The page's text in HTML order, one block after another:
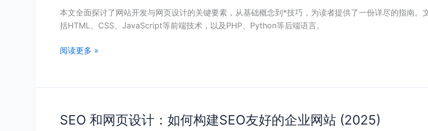
本文全面探讨了网站开发与网页设计的关键要素，从基础概念到*技巧，为读者提供了一份详尽的指南
括HTML、CSS、JavaScript等前端技术，以及PHP、Python等后端语言。
发
与
页
的
指
阅读更多 »
SEO 和网页设计：如何构建SEO友好的企业网站 (2025)
SEO